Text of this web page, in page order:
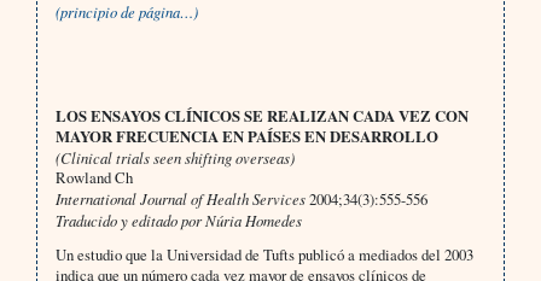
(principio de página…)
LOS ENSAYOS CLÍNICOS SE REALIZAN CADA VEZ CON
MAYOR FRECUENCIA EN PAÍSES EN DESARROLLO
(Clinical trials seen shifting overseas)
Rowland Ch
International Journal of Health Services2004;34(3):555-556
Traducido y editado por Núria Homedes
Un estudio que la Universidad de Tufts publicó a mediados del 2003
indica que un número cada vez mayor de ensayos clínicos de